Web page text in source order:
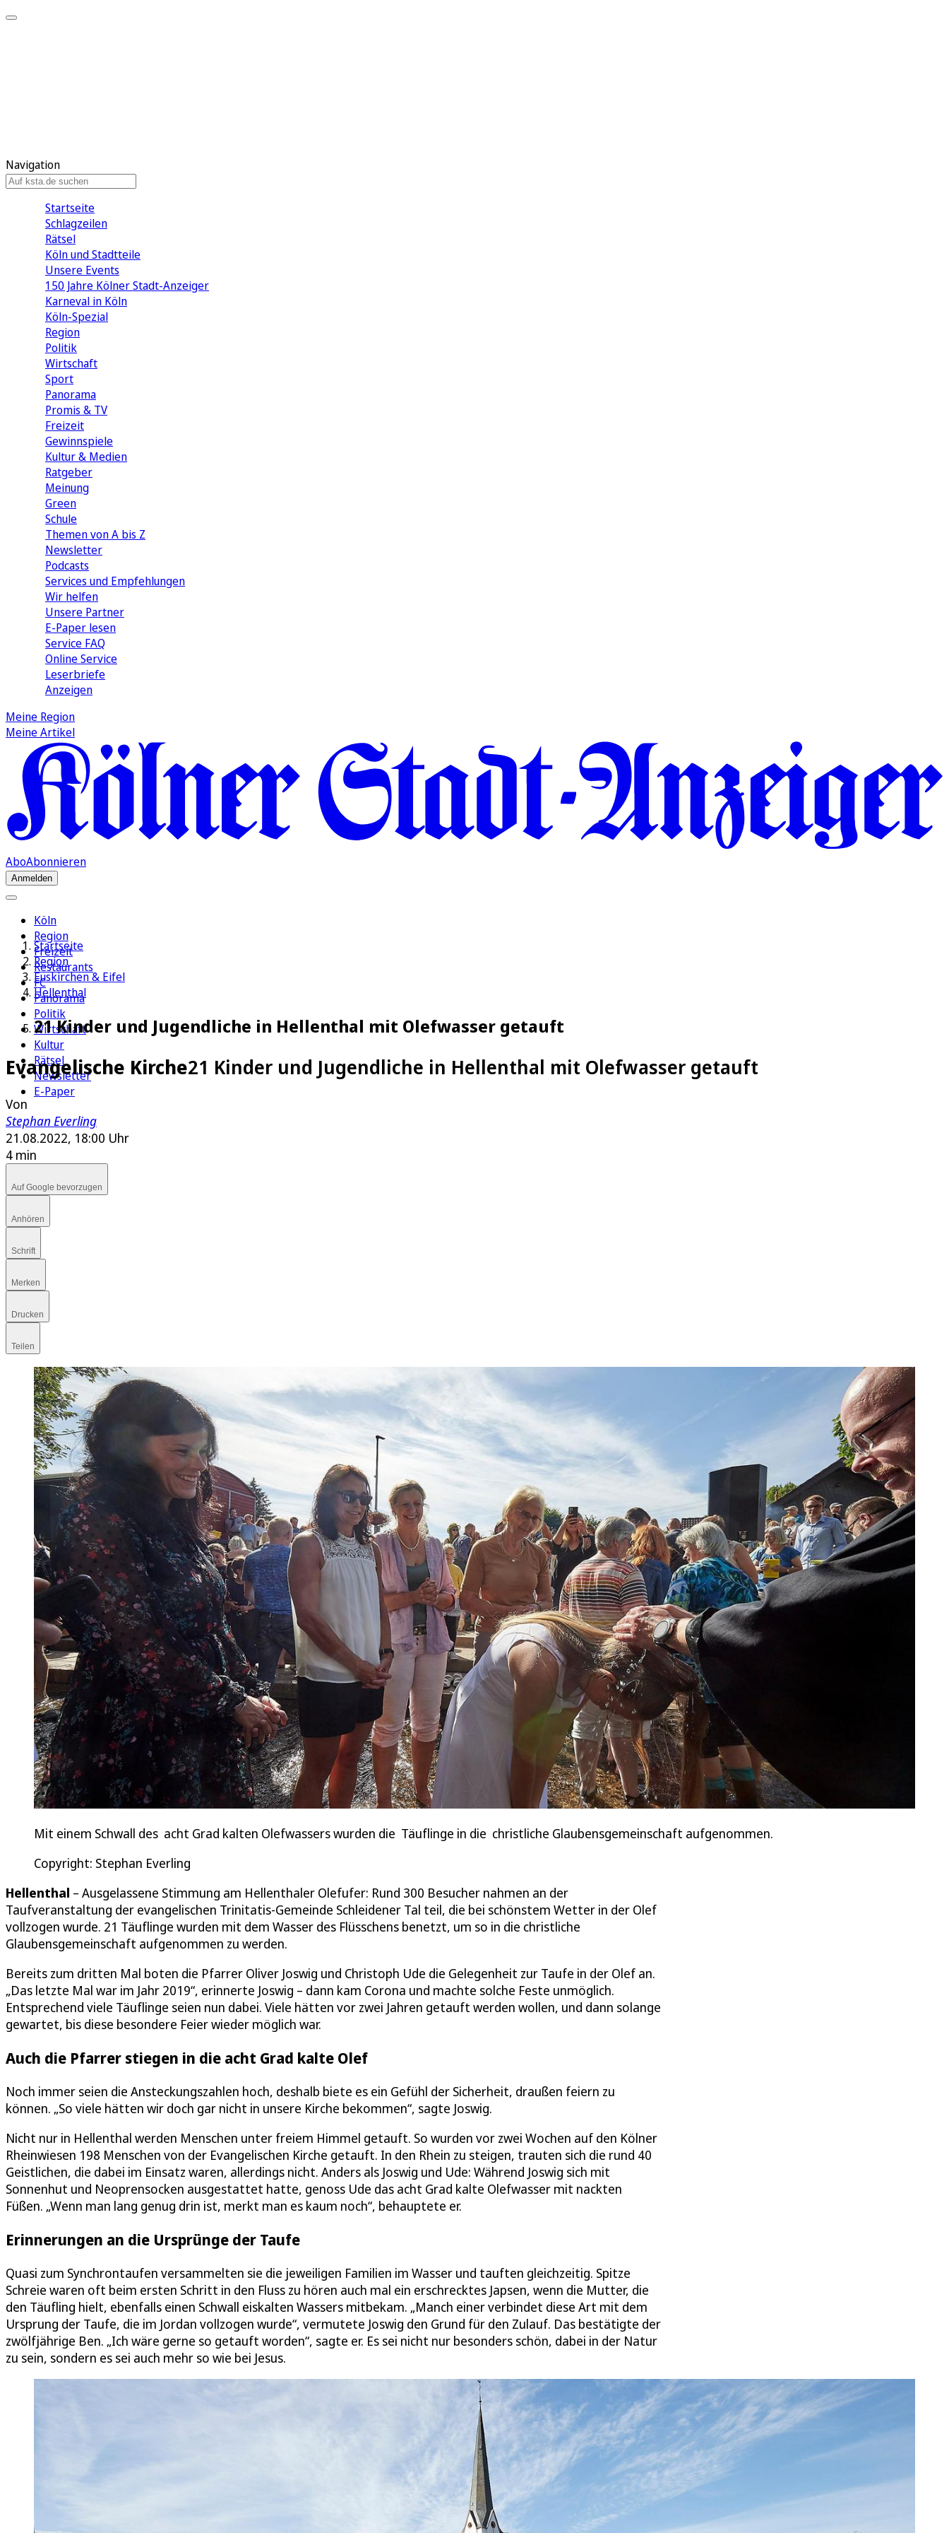
Navigation
Startseite
Schlagzeilen
Rätsel
Köln und Stadtteile
Unsere Events
150 Jahre Kölner Stadt-Anzeiger
Karneval in Köln
Köln-Spezial
Region
Politik
Wirtschaft
Sport
Panorama
Promis & TV
Freizeit
Gewinnspiele
Kultur & Medien
Ratgeber
Meinung
Green
Schule
Themen von A bis Z
Newsletter
Podcasts
Services und Empfehlungen
Wir helfen
Unsere Partner
E-Paper lesen
Service FAQ
Online Service
Leserbriefe
Anzeigen
Meine Region
Meine Artikel
AboAbonnieren
Anmelden
Köln
Region
Freizeit
Restaurants
FC
Panorama
Politik
Wirtschaft
Kultur
Rätsel
Newsletter
E-Paper
Startseite
Region
Euskirchen & Eifel
Hellenthal
21 Kinder und Jugendliche in Hellenthal mit Olefwasser getauft
Evangelische Kirche21 Kinder und Jugendliche in Hellenthal mit Olefwasser getauft
Von
Stephan Everling
21.08.2022, 18:00 Uhr
4 min
Auf Google bevorzugen
Anhören
Schrift
Merken
Drucken
Teilen
Mit einem Schwall des acht Grad kalten Olefwassers wurden die Täuflinge in die christliche Glaubensgemeinschaft aufgenommen.
Copyright: Stephan Everling
Hellenthal – Ausgelassene Stimmung am Hellenthaler Olefufer: Rund 300 Besucher nahmen an der
Taufveranstaltung der evangelischen Trinitatis-Gemeinde Schleidener Tal teil, die bei schönstem Wetter in der Olef
vollzogen wurde. 21 Täuflinge wurden mit dem Wasser des Flüsschens benetzt, um so in die christliche
Glaubensgemeinschaft aufgenommen zu werden.
Bereits zum dritten Mal boten die Pfarrer Oliver Joswig und Christoph Ude die Gelegenheit zur Taufe in der Olef an.
„Das letzte Mal war im Jahr 2019“, erinnerte Joswig – dann kam Corona und machte solche Feste unmöglich.
Entsprechend viele Täuflinge seien nun dabei. Viele hätten vor zwei Jahren getauft werden wollen, und dann solange
gewartet, bis diese besondere Feier wieder möglich war.
Auch die Pfarrer stiegen in die acht Grad kalte Olef
Noch immer seien die Ansteckungszahlen hoch, deshalb biete es ein Gefühl der Sicherheit, draußen feiern zu
können. „So viele hätten wir doch gar nicht in unsere Kirche bekommen“, sagte Joswig.
Nicht nur in Hellenthal werden Menschen unter freiem Himmel getauft. So wurden vor zwei Wochen auf den Kölner
Rheinwiesen 198 Menschen von der Evangelischen Kirche getauft. In den Rhein zu steigen, trauten sich die rund 40
Geistlichen, die dabei im Einsatz waren, allerdings nicht. Anders als Joswig und Ude: Während Joswig sich mit
Sonnenhut und Neoprensocken ausgestattet hatte, genoss Ude das acht Grad kalte Olefwasser mit nackten
Füßen. „Wenn man lang genug drin ist, merkt man es kaum noch“, behauptete er.
Erinnerungen an die Ursprünge der Taufe
Quasi zum Synchrontaufen versammelten sie die jeweiligen Familien im Wasser und tauften gleichzeitig. Spitze
Schreie waren oft beim ersten Schritt in den Fluss zu hören auch mal ein erschrecktes Japsen, wenn die Mutter, die
den Täufling hielt, ebenfalls einen Schwall eiskalten Wassers mitbekam. „Manch einer verbindet diese Art mit dem
Ursprung der Taufe, die im Jordan vollzogen wurde“, vermutete Joswig den Grund für den Zulauf. Das bestätigte der
zwölfjährige Ben. „Ich wäre gerne so getauft worden“, sagte er. Es sei nicht nur besonders schön, dabei in der Natur
zu sein, sondern es sei auch mehr so wie bei Jesus.